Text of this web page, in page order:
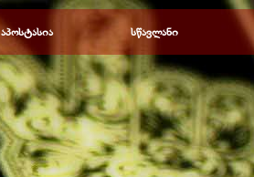
Пропустить меню
▼
აპოსტასია ▼
სწავლანი